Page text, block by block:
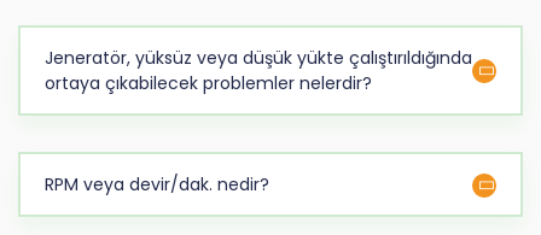
Jeneratör, yüksüz veya düşük yükte çalıştırıldığında
ortaya çıkabilecek problemler nelerdir?
RPM veya devir/dak. nedir?